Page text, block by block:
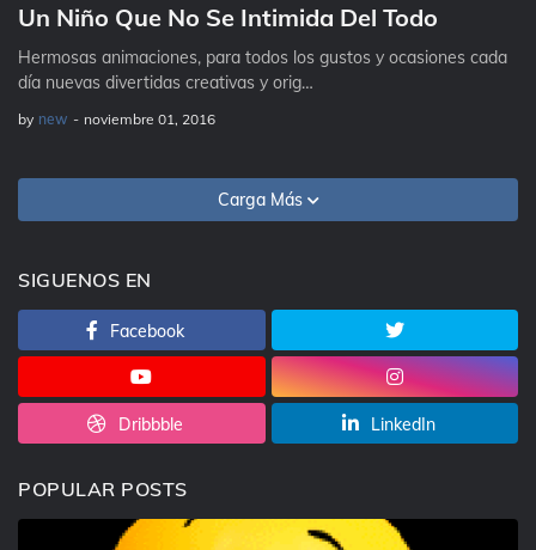
Un Niño Que No Se Intimida Del Todo
Hermosas animaciones, para todos los gustos y ocasiones cada
día nuevas divertidas creativas y orig…
by new - noviembre 01, 2016
Carga Más
SIGUENOS EN
Facebook
Dribbble LinkedIn
POPULAR POSTS